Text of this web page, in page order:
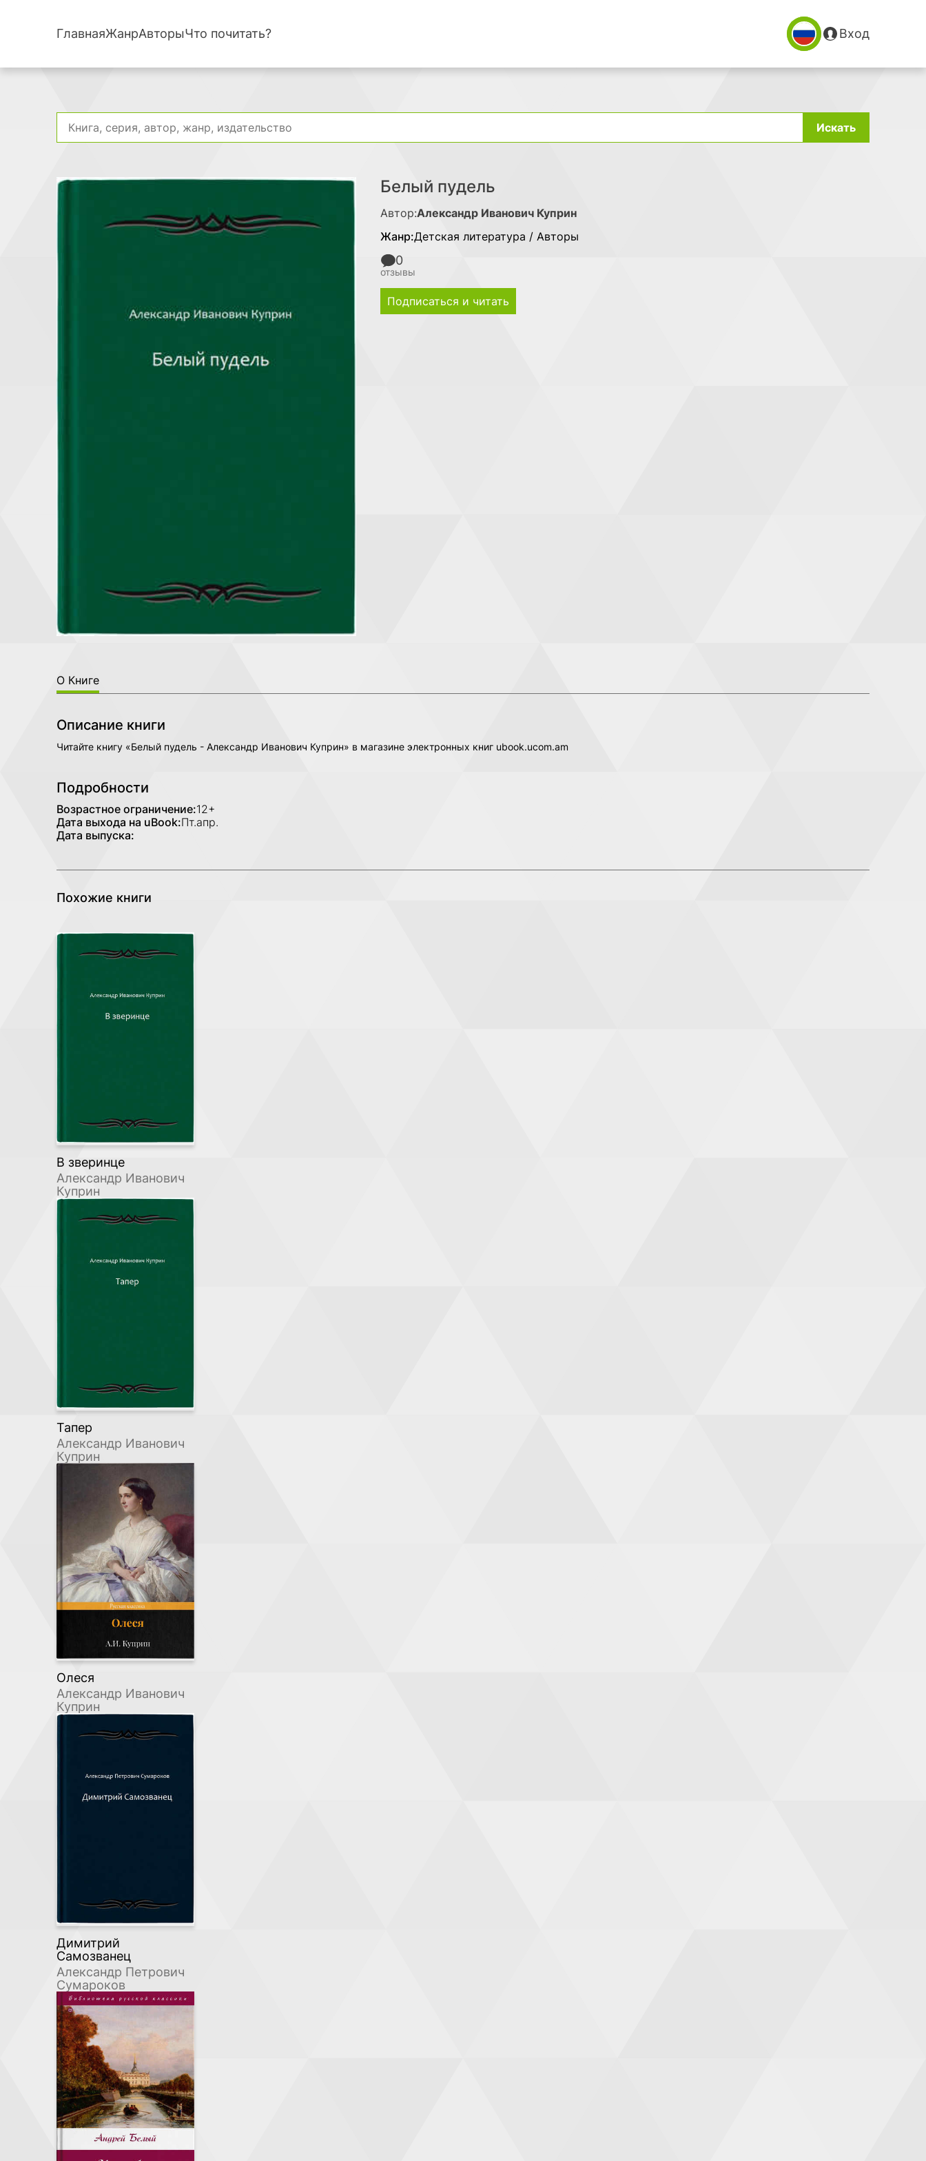
ГлавнаяЖанрАвторыЧто почитать? Вход
Искать
Белый пудель
Автор:Александр Иванович Куприн
Жанр:Детская литература / Авторы
0
отзывы
Подписаться и читать
О Книге
Описание книги
Читайте книгу «Белый пудель - Александр Иванович Куприн» в магазине электронных книг ubook.ucom.am
Подробности
Возрастное ограничение:12+
Дата выхода на uBook:Пт.апр.
Дата выпуска:
Похожие книги
В зверинце
Александр Иванович
Куприн
Тапер
Александр Иванович
Куприн
Олеся
Александр Иванович
Куприн
Димитрий
Самозванец
Александр Петрович
Сумароков